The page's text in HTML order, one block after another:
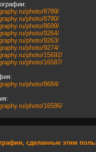
photo/8789/
photo/8790/
photo/8699/
photo/9264/
photo/9263/
photo/9274/
photo/15692/
photo/16587/
photo/8684/
photo/16586/
сделанные этим